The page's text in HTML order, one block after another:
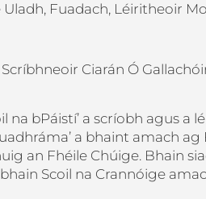
Fuadach, Léiritheoir
Ciarán Ó
na bPáistí’ a scríobh agus
a bhaint amach
an Fhéile Chúige. Bhain
Scoil na Crannóige